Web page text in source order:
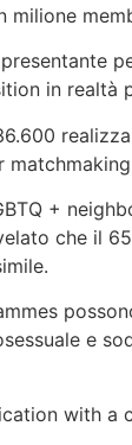
in realtà
+
che il
e
with a